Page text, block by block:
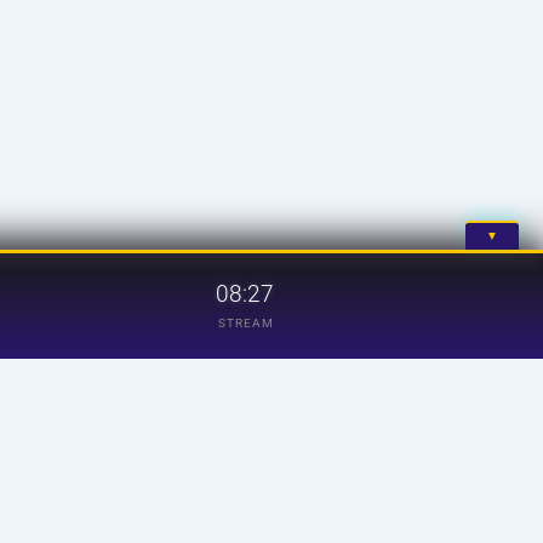
▼
08:27
STREAM